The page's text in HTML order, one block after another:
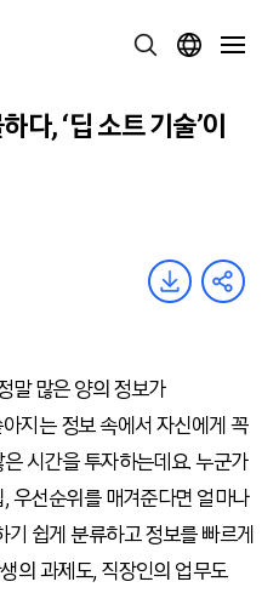
다, ‘딥 소트 기술’이
말 많은 양의 정보가
지는 정보 속에서 자신에게 꼭
시간을 투자하는데요. 누군가
우선순위를 매겨준다면 얼마나
쉽게 분류하고 정보를 빠르게
의 과제도, 직장인의 업무도